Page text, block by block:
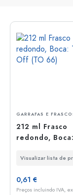
GARRAFAS E
212 ml Frasco
redondo,
Visualizar lista de
0,61 €